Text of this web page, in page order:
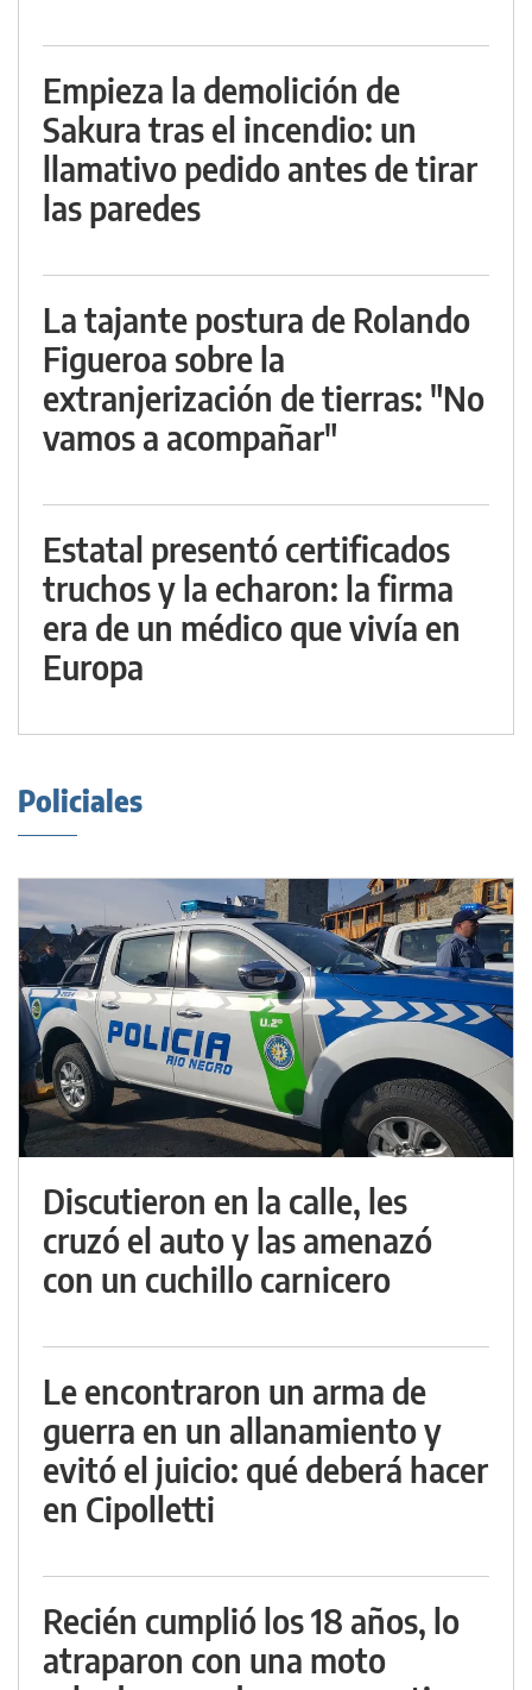
Empieza la demolición de
Sakura tras el incendio: un
llamativo pedido antes de tirar
las paredes
La tajante postura de Rolando
Figueroa sobre la
extranjerización de tierras: "No
vamos a acompañar"
Estatal presentó certificados
truchos y la echaron: la firma
era de un médico que vivía en
Europa
Policiales
Discutieron en la calle, les
cruzó el auto y las amenazó
con un cuchillo carnicero
Le encontraron un arma de
guerra en un allanamiento y
evitó el juicio: qué deberá hacer
en Cipolletti
Recién cumplió los 18 años, lo
atraparon con una moto